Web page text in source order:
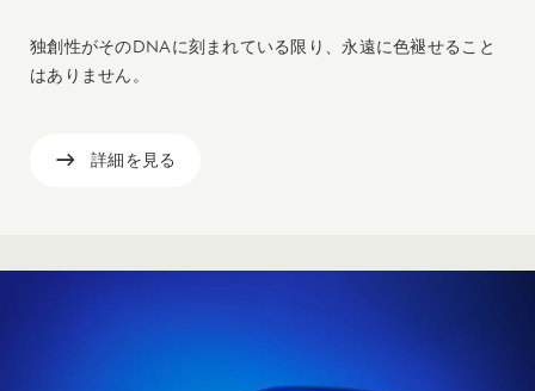
独創性がそのDNAに刻まれている限り、永遠に色褪せること
はありません。
詳細を見る